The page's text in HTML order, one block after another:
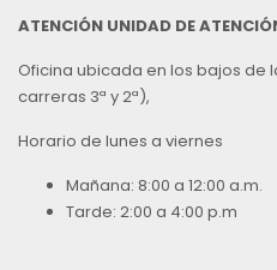
ATENCIÓN UNIDAD DE
Oficina ubicada en los bajos de
carreras 3ª y 2ª),
Horario de lunes a viernes
Mañana: 8:00 a 12:00 a.m.
Tarde: 2:00 a 4:00 p.m